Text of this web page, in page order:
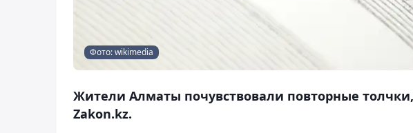
Фото: wikimedia
Жители Алматы почувствовали повторные
Zakon.kz.